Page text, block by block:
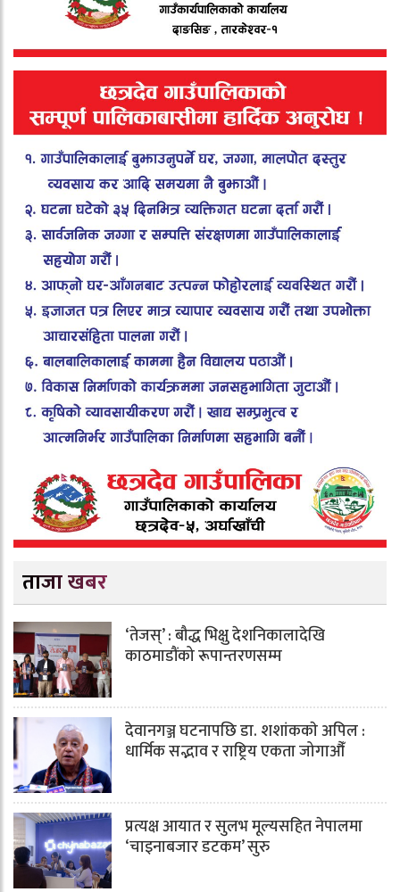
ताजा खबर
‘तेजस्’ : बौद्ध भिक्षु देशनिकालादेखि
काठमाडौंको रूपान्तरणसम्म
देवानगञ्ज घटनापछि डा. शशांककाे अपिल :
धार्मिक सद्भाव र राष्ट्रिय एकता जोगाऔँ
प्रत्यक्ष आयात र सुलभ मूल्यसहित नेपालमा
‘चाइनाबजार डटकम’ सुरु